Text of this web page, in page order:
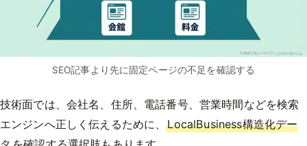
SEO記事より先に固定ページの不足を確認する
技術面では、会社名、住所、電話番号、営業時間などを検索
エンジンへ正しく伝えるために、LocalBusiness構造化デー